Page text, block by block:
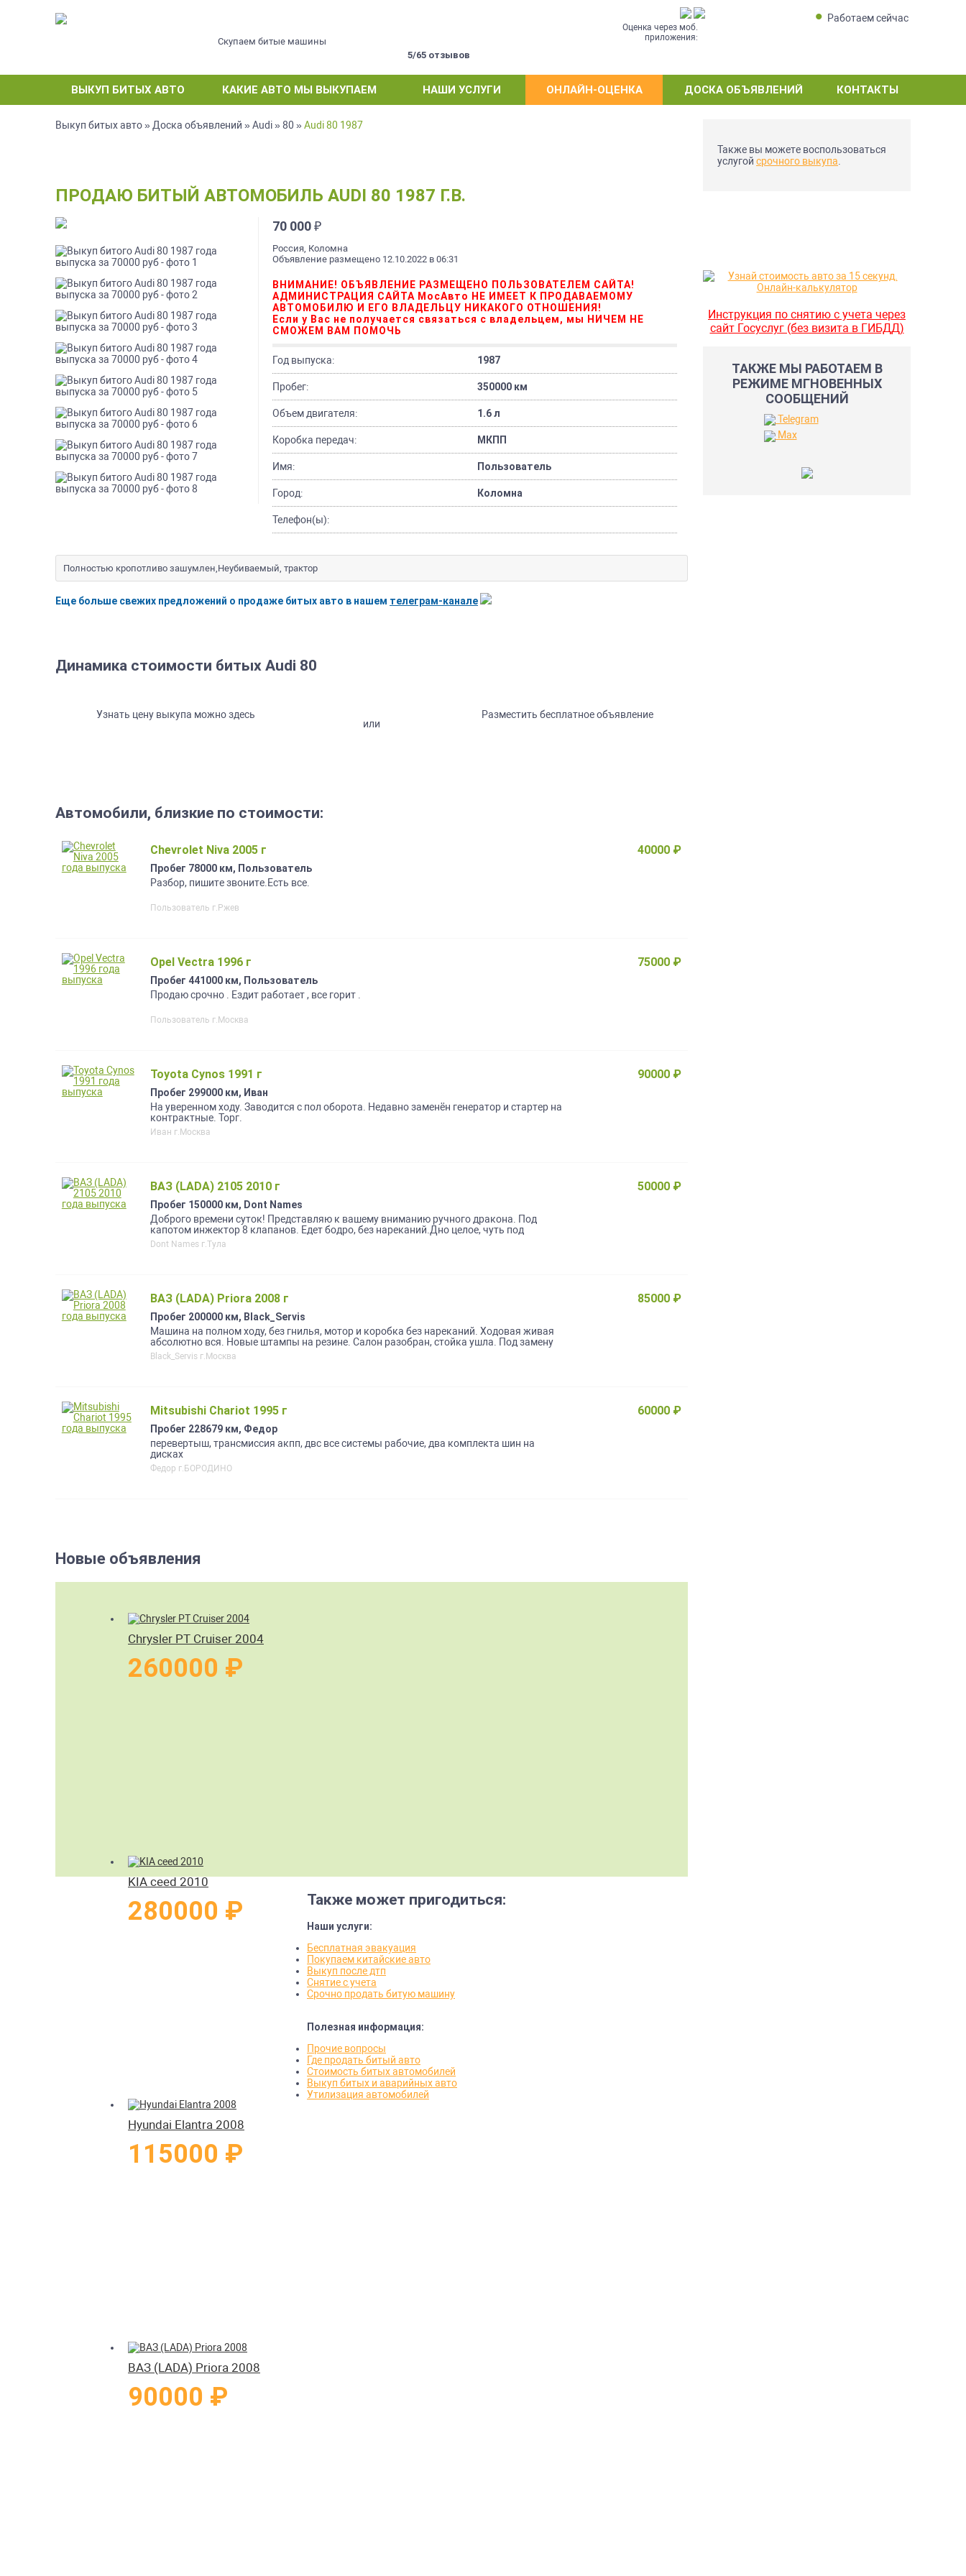
Скупаем битые машины
5/65 отзывов
Оценка через моб.
приложения:
Работаем сейчас
ВЫКУП БИТЫХ АВТО КАКИЕ АВТО МЫ ВЫКУПАЕМ НАШИ УСЛУГИ ОНЛАЙН-ОЦЕНКА ДОСКА ОБЪЯВЛЕНИЙ КОНТАКТЫ
Выкуп битых авто» Доска объявлений »Audi»80 »Audi 80 1987
ПРОДАЮ БИТЫЙ АВТОМОБИЛЬ AUDI 80 1987 Г.В.
70 000₽
Россия, Коломна
Объявление размещено 12.10.2022 в 06:31
ВНИМАНИЕ! ОБЪЯВЛЕНИЕ РАЗМЕЩЕНО ПОЛЬЗОВАТЕЛЕМ САЙТА!
АДМИНИСТРАЦИЯ САЙТА МосАвто НЕ ИМЕЕТ К ПРОДАВАЕМОМУ
АВТОМОБИЛЮ И ЕГО ВЛАДЕЛЬЦУ НИКАКОГО ОТНОШЕНИЯ!
Если у Вас не получается связаться с владельцем, мы НИЧЕМ НЕ
СМОЖЕМ ВАМ ПОМОЧЬ
Год выпуска: 1987
Пробег: 350000 км
Объем двигателя: 1.6 л
Коробка передач: МКПП
Имя: Пользователь
Город: Коломна
Телефон(ы):
Полностью кропотливо зашумлен,Неубиваемый, трактор
Еще больше свежих предложений о продаже битых авто в нашем телеграм-канале
Динамика стоимости битых Audi 80
Узнать цену выкупа можно здесь
или
Разместить бесплатное объявление
Автомобили, близкие по стоимости:
Chevrolet Niva 2005 г
Пробег 78000 км, Пользователь
Разбор, пишите звоните.Есть все.
Пользователь г.Ржев
40000 ₽
Opel Vectra 1996 г
Пробег 441000 км, Пользователь
Продаю срочно . Ездит работает , все горит .
Пользователь г.Москва
75000 ₽
Toyota Cynos 1991 г
Пробег 299000 км, Иван
На уверенном ходу. Заводится с пол оборота. Недавно заменён генератор и стартер на
контрактные. Торг.
Иван г.Москва
90000 ₽
ВАЗ (LADA) 2105 2010 г
Пробег 150000 км, Dont Names
Доброго времени суток! Представляю к вашему вниманию ручного дракона. Под
капотом инжектор 8 клапанов. Едет бодро, без нареканий.Дно целое, чуть под
уставшие пороги . Завёл поехал . По мокрой дороге можно зайти боком. Надо
пошаманить чуть с печкой. Рассмотрю обмен на Пит
Dont Names г.Тула
50000 ₽
ВАЗ (LADA) Priora 2008 г
Пробег 200000 км, Black_Servis
Машина на полном ходу, без гнилья, мотор и коробка без нареканий. Ходовая живая
абсолютно вся. Новые штампы на резине. Салон разобран, стойка ушла. Под замену
дверь крыло. Рассмотрю варианты обмена. Торг у капота. Доки все чистые.
Black_Servis г.Москва
85000 ₽
Mitsubishi Chariot 1995 г
Пробег 228679 км, Федор
перевертыш, трансмиссия акпп, двс все системы рабочие, два комплекта шин на
дисках
Федор г.БОРОДИНО
60000 ₽
Новые объявления
Chrysler PT Cruiser 2004
260000 ₽
KIA ceed 2010
280000 ₽
Hyundai Elantra 2008
115000 ₽
ВАЗ (LADA) Priora 2008
90000 ₽
Также может пригодиться:
Наши услуги:
Бесплатная эвакуация
Покупаем китайские авто
Выкуп после дтп
Снятие с учета
Срочно продать битую машину
Полезная информация:
Прочие вопросы
Где продать битый авто
Стоимость битых автомобилей
Выкуп битых и аварийных авто
Утилизация автомобилей
Также вы можете воспользоваться
услугой срочного выкупа
Инструкция по снятию с учета через
сайт Госуслуг (без визита в ГИБДД)
ТАКЖЕ МЫ РАБОТАЕМ В
РЕЖИМЕ МГНОВЕННЫХ
СООБЩЕНИЙ
Telegram
Max